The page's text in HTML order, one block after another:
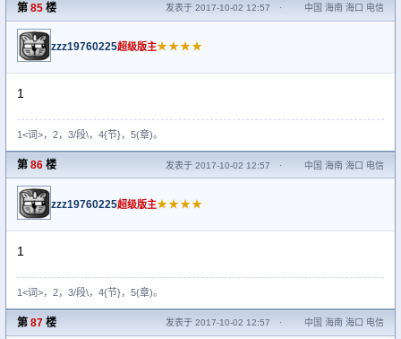
第 85 楼 发表于 2017-10-02 12:57 · 中国 海南 海口 电信
zzz19760225超级版主★★★★
1
1<词>，2，3/段\，4{节}，5(章)。
第 86 楼 发表于 2017-10-02 12:57 · 中国 海南 海口 电信
zzz19760225超级版主★★★★
1
1<词>，2，3/段\，4{节}，5(章)。
第 87 楼 发表于 2017-10-02 12:57 · 中国 海南 海口 电信